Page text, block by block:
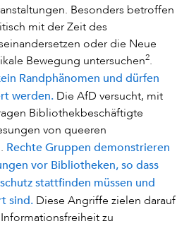
Besonders betroffen
mit der Zeit des
oder die Neue
Bewegung untersuchen2
Randphänomen und dürfen
werden. Die AfD versucht, mit
Bibliothekbeschäftigte
von queeren
Rechte Gruppen demonstrieren
vor Bibliotheken, so dass
stattfinden müssen und
sind. Diese Angriffe zielen darauf
zu